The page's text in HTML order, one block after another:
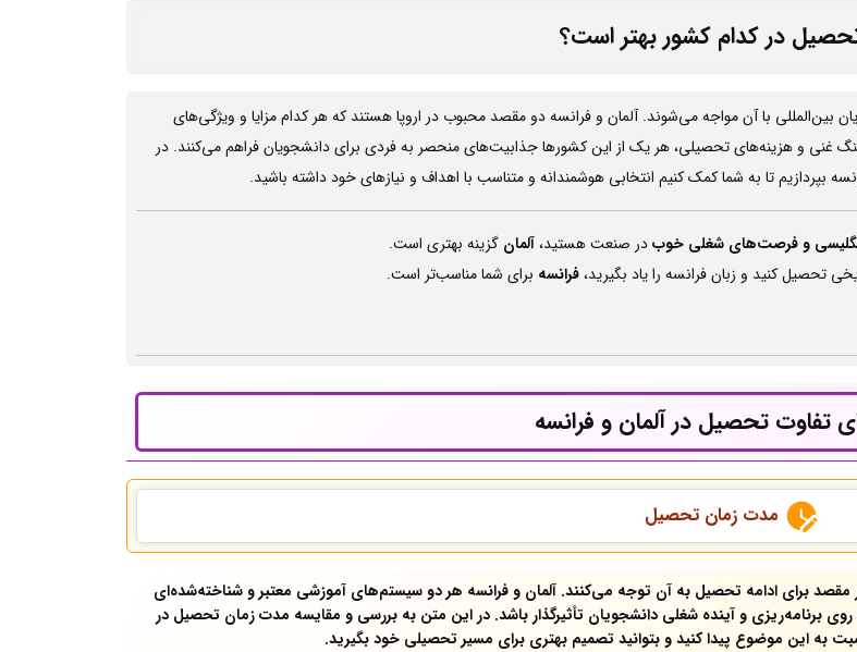
در کدام کشور بهتر است؟
با آن مواجه می‌شوند. آلمان و فرانسه دو مقصد محبوب در اروپا هستند که هر کدام مزایا و ویژگی‌های
غنی و هزینه‌های تحصیلی، هر یک از این کشورها جذابیت‌های منحصر به فردی برای دانشجویان فراهم می‌کنند. در
بپردازیم تا به شما کمک کنیم انتخابی هوشمندانه و متناسب با اهداف و نیازهای خود داشته باشید.
انگلیسی و فرصت‌های شغلی خوبدر صنعت هستید،آلمان گزینه بهتری است.
تحصیل کنید و زبان فرانسه را یاد بگیرید،فرانسه برای شما مناسب‌تر است.
تفاوت تحصیل در آلمان و فرانسه
مدت زمان تحصیل
برای ادامه تحصیل به آن توجه می‌کنند. آلمان و فرانسه هر دو سیستم‌های آموزشی معتبر و شناخته‌شده‌ای
برنامه‌ریزی و آینده شغلی دانشجویان تأثیرگذار باشد. در این متن به بررسی و مقایسه مدت زمان تحصیل در
به این موضوع پیدا کنید و بتوانید تصمیم بهتری برای مسیر تحصیلی خود بگیرید.